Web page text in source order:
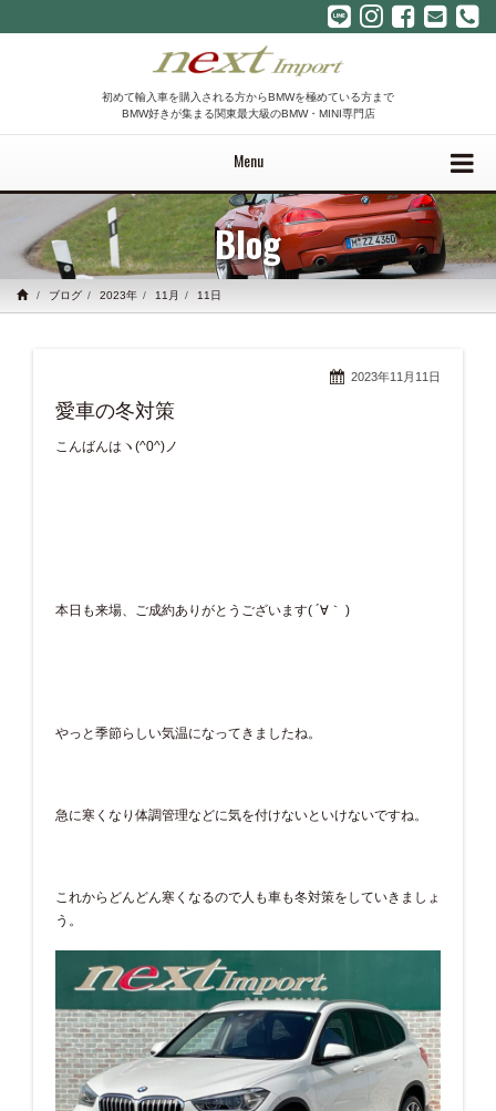
初めて輸入車を購入される方からBMWを極めている方まで
BMW好きが集まる関東最大級のBMW・MINI専門店
Menu
Blog
ブログ 2023年 11月 11日
2023年11月11日
愛車の冬対策
こんばんはヽ(^0^)ノ
本日も来場、ご成約ありがとうございます( ´∀｀ )
やっと季節らしい気温になってきましたね。
急に寒くなり体調管理などに気を付けないといけないですね。
これからどんどん寒くなるので人も車も冬対策をしていきましょ
う。